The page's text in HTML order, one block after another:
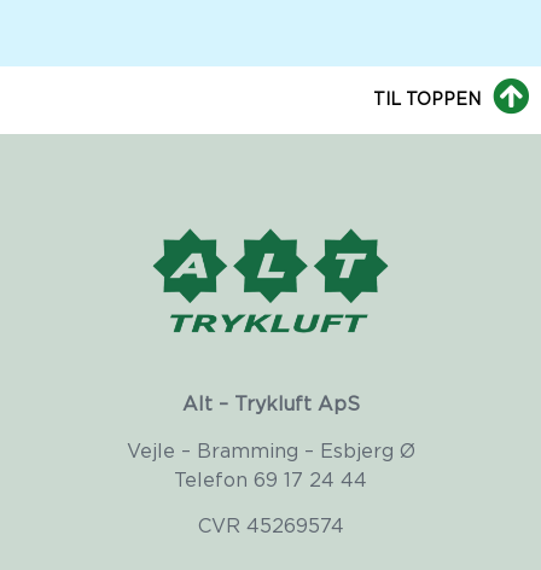
TIL TOPPEN
Alt – Trykluft ApS
Vejle – Bramming – Esbjerg Ø
Telefon 69 17 24 44
CVR 45269574